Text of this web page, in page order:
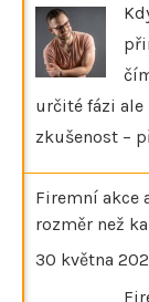
určité fázi
zkušenost –
Firemní akce
rozměr než
30 května